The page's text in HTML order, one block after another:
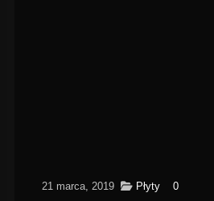
21 marca, 2019 Płyty 0